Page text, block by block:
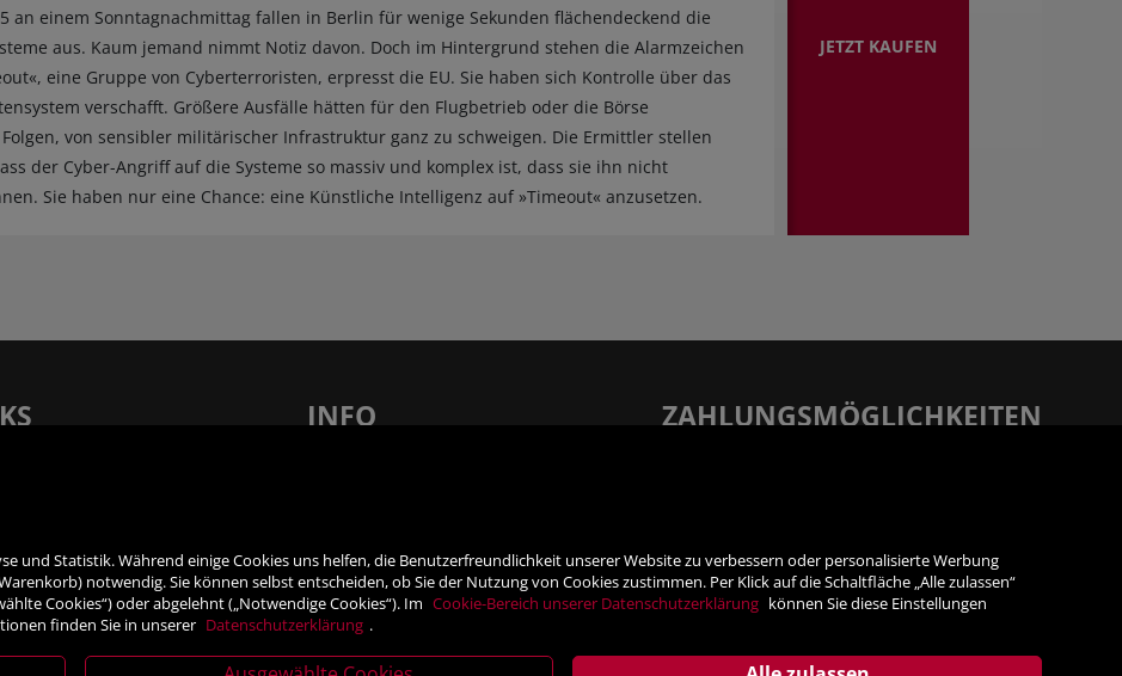
an einem Sonntagnachmittag fallen in Berlin für wenige Sekunden flächendeckend die
aus. Kaum jemand nimmt Notiz davon. Doch im Hintergrund stehen die Alarmzeichen
eine Gruppe von Cyberterroristen, erpresst die EU. Sie haben sich Kontrolle über das
verschafft. Größere Ausfälle hätten für den Flugbetrieb oder die Börse
von sensibler militärischer Infrastruktur ganz zu schweigen. Die Ermittler stellen
der Cyber-Angriff auf die Systeme so massiv und komplex ist, dass sie ihn nicht
Sie haben nur eine Chance: eine Künstliche Intelligenz auf »Timeout« anzusetzen.
JETZT KAUFEN
& Ansprechpartner
Partner
INFO
Impressum
Widerrufsrecht
VERTRAG WIDERRUFEN
Datenschutz- und Cookieerklärung
ZAHLUNGSMÖGLICHKEITEN
SICHER ONLINE SHOPPEN!
und Statistik. Während einige Cookies uns helfen, die Benutzerfreundlichkeit unserer Website zu verbessern oder personalisierte Werbung
notwendig. Sie können selbst entscheiden, ob Sie der Nutzung von Cookies zustimmen. Per Klick auf die Schaltfläche „Alle zulassen“
Cookies“) oder abgelehnt („Notwendige Cookies“). Im Cookie-Bereich unserer Datenschutzerklärung können Sie diese Einstellungen
finden Sie in unserer Datenschutzerklärung .